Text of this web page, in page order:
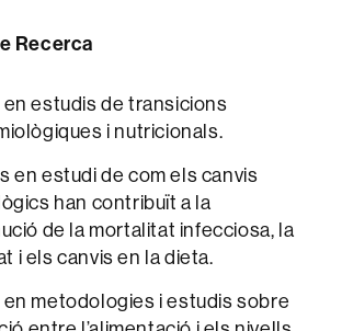
Recerca
en estudis de transicions
i nutricionals.
en estudi de com els canvis
han contribuït a la
de la mortalitat infecciosa, la
i els canvis en la dieta.
en metodologies i estudis sobre